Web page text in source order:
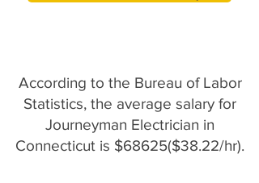
According to the Bureau of Labor
Statistics, the average salary for
Journeyman Electrician in
Connecticut is $68625($38.22/hr).